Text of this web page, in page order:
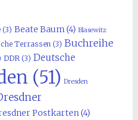
(3) Beate Baum(4) Blasewitz
Terrassen(3) Buchreihe
DDR(3) Deutsche
(51) Dresden
Postkarten(4)